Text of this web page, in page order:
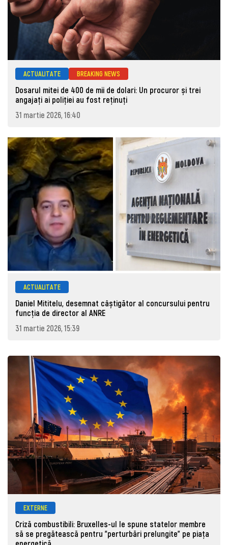
ACTUALITATE BREAKING NEWS
Dosarul mitei de 400 de mii de dolari: Un procuror și trei
angajați ai poliției au fost reținuți
31 martie 2026, 16:40
ACTUALITATE
Daniel Mititelu, desemnat câștigător al concursului pentru
funcția de director al ANRE
31 martie 2026, 15:39
EXTERNE
Criză combustibili: Bruxelles-ul le spune statelor membre
să se pregătească pentru "perturbări prelungite" pe piața